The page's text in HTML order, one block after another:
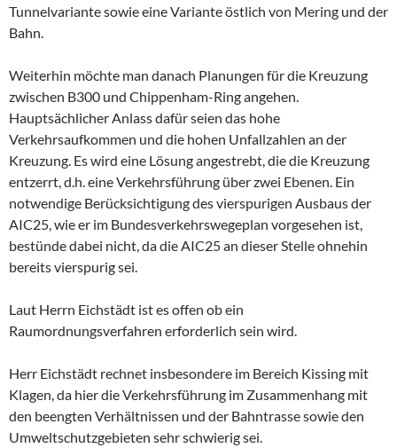
Tunnelvariante sowie eine Variante östlich von Mering und der
Bahn.
Weiterhin möchte man danach Planungen für die Kreuzung
zwischen B300 und Chippenham-Ring angehen.
Hauptsächlicher Anlass dafür seien das hohe
Verkehrsaufkommen und die hohen Unfallzahlen an der
Kreuzung. Es wird eine Lösung angestrebt, die die Kreuzung
entzerrt, d.h. eine Verkehrsführung über zwei Ebenen. Ein
notwendige Berücksichtigung des vierspurigen Ausbaus der
AIC25, wie er im Bundesverkehrswegeplan vorgesehen ist,
bestünde dabei nicht, da die AIC25 an dieser Stelle ohnehin
bereits vierspurig sei.
Laut Herrn Eichstädt ist es offen ob ein
Raumordnungsverfahren erforderlich sein wird.
Herr Eichstädt rechnet insbesondere im Bereich Kissing mit
Klagen, da hier die Verkehrsführung im Zusammenhang mit
den beengten Verhältnissen und der Bahntrasse sowie den
Umweltschutzgebieten sehr schwierig sei.